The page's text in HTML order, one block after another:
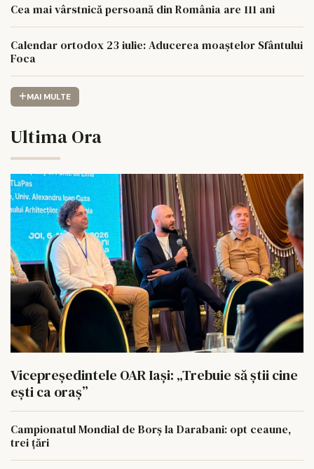
Cea mai vârstnică persoană din România are 111 ani
Calendar ortodox 23 iulie: Aducerea moaștelor Sfântului
Foca
MAI MULTE
Ultima Ora
Vicepreședintele OAR Iași: „Trebuie să știi cine
ești ca oraș”
Campionatul Mondial de Borș la Darabani: opt ceaune,
trei țări